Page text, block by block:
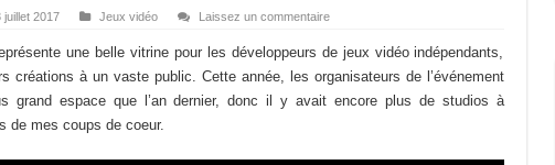
juillet 2017 Jeux vidéo Laissez un commentaire
une belle vitrine pour les développeurs de jeux vidéo indépendants,
créations à un vaste public. Cette année, les organisateurs de l’événement
grand espace que l’an dernier, donc il y avait encore plus de studios à
de mes coups de coeur.